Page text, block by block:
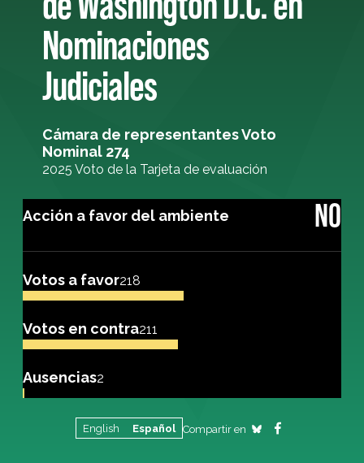
Nominaciones
Judiciales
Cámara de representantes Voto
Nominal 274
2025 Voto de la Tarjeta de evaluación
Acción a favor del ambiente NO
Votos a favor218
Votos en contra211
Ausencias2
English Español Compartir en